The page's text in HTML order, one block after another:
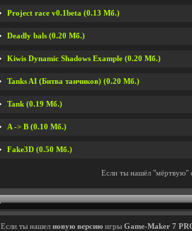
Project race v0.1beta (0.13 Мб.)
Deadly bals (0.20 Мб.)
Kiwis Dynamic Shadows Example (0.20 Мб.)
Tanks AI (Битва танчиков) (0.20 Мб.)
Tank (0.19 Мб.)
A -> B (0.10 Мб.)
Fake3D (0.50 Мб.)
Если ты нашёл "мёртвую"
Если ты нашел новую версию игры Game-Maker 7